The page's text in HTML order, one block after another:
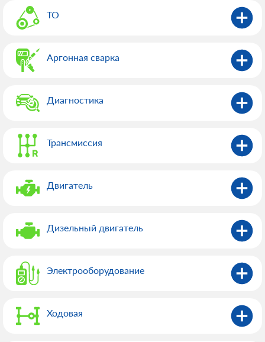
ТО
Аргонная сварка
Диагностика
Трансмиссия
Двигатель
Дизельный двигатель
Электрооборудованиe
Ходовая